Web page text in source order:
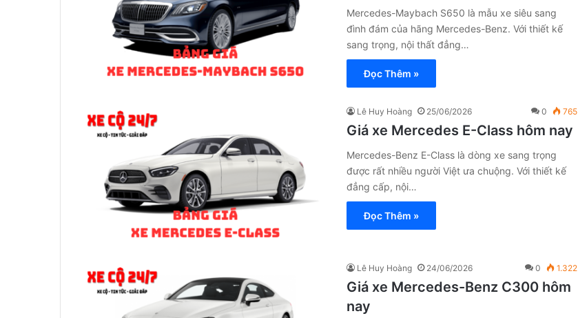
Mercedes-Maybach S650 là mẫu xe siêu sang
đình đám của hãng Mercedes-Benz. Với thiết kế
sang trọng, nội thất đẳng…
Đọc Thêm »
Lê Huy Hoàng 25/06/2026 0 765
Giá xe Mercedes E-Class hôm nay
Mercedes-Benz E-Class là dòng xe sang trọng
được rất nhiều người Việt ưa chuộng. Với thiết kế
đẳng cấp, nội…
Đọc Thêm »
Lê Huy Hoàng 24/06/2026 0 1.322
Giá xe Mercedes-Benz C300 hôm
nay